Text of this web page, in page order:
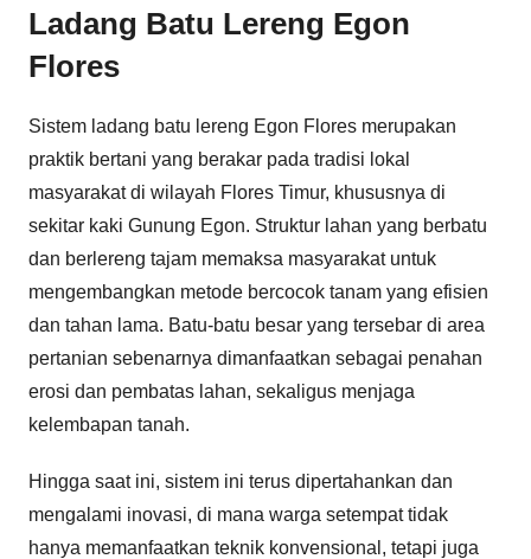
Ladang Batu Lereng Egon
Flores
Sistem ladang batu lereng Egon Flores merupakan
praktik bertani yang berakar pada tradisi lokal
masyarakat di wilayah Flores Timur, khususnya di
sekitar kaki Gunung Egon. Struktur lahan yang berbatu
dan berlereng tajam memaksa masyarakat untuk
mengembangkan metode bercocok tanam yang efisien
dan tahan lama. Batu-batu besar yang tersebar di area
pertanian sebenarnya dimanfaatkan sebagai penahan
erosi dan pembatas lahan, sekaligus menjaga
kelembapan tanah.
Hingga saat ini, sistem ini terus dipertahankan dan
mengalami inovasi, di mana warga setempat tidak
hanya memanfaatkan teknik konvensional, tetapi juga